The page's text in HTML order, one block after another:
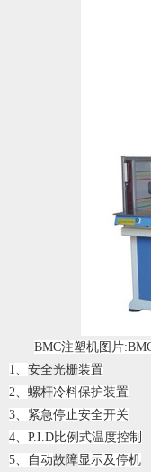
BMC注塑机图片
1、 安全光栅装置
2、 螺杆冷料保护装置
3、紧急停止安全开关
4、P.I.D比例式温度控制
5、自动故障显示及停机